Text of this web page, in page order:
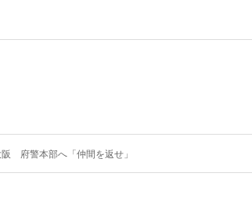
府警本部へ「仲間を返せ」